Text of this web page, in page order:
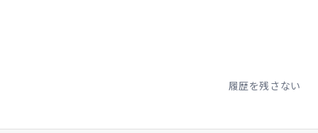
履歴を残さない